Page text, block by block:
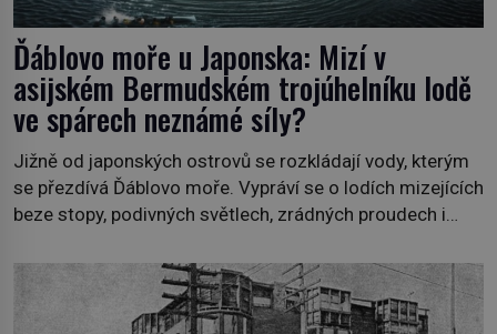
Ďáblovo moře u Japonska: Mizí v
asijském Bermudském trojúhelníku lodě
ve spárech neznámé síly?
Jižně od japonských ostrovů se rozkládají vody, kterým
se přezdívá Ďáblovo moře. Vypráví se o lodích mizejících
beze stopy, podivných světlech, zrádných proudech i
dávných legendách. Je tichomořský Dračí trojúhelník
skutečně prokletým místem, nebo se zde jen
nebezpečná příroda proměnila v jednu z